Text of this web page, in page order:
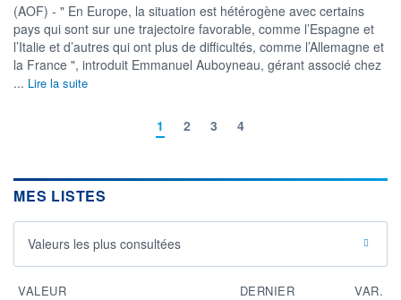
(AOF) - " En Europe, la situation est hétérogène avec certains
pays qui sont sur une trajectoire favorable, comme l’Espagne et
l’Italie et d’autres qui ont plus de difficultés, comme l’Allemagne et
la France ", introduit Emmanuel Auboyneau, gérant associé chez
... Lire la suite
1 2 3 4
MES LISTES
Valeurs les plus consultées
VALEUR DERNIER
VAR.